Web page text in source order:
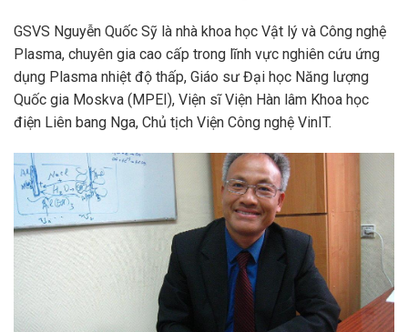
GSVS Nguyễn Quốc Sỹ là nhà khoa học Vật lý và Công nghệ
Plasma, chuyên gia cao cấp trong lĩnh vực nghiên cứu ứng
dụng Plasma nhiệt độ thấp, Giáo sư Đại học Năng lượng
Quốc gia Moskva (MPEI), Viện sĩ Viện Hàn lâm Khoa học
điện Liên bang Nga, Chủ tịch Viện Công nghệ VinIT.